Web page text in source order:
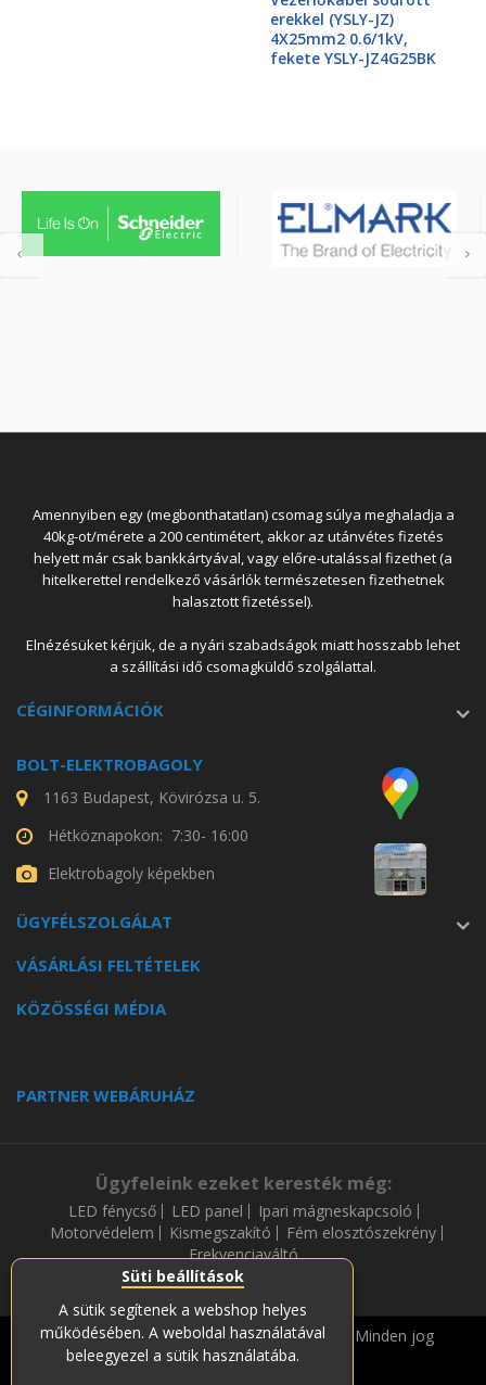
Süti beállítások
A sütik segítenek a webshop helyes
működésében. A weboldal használatával
beleegyezel a sütik használatába.
erekkel (YSLY-JZ)
4X25mm2 0.6/1kV,
fekete YSLY-JZ4G25BK
Amennyiben egy (megbonthatatlan) csomag súlya meghaladja a
40kg-ot/mérete a 200 centimétert, akkor az utánvétes fizetés
helyett már csak bankkártyával, vagy előre-utalással fizethet (a
hitelkerettel rendelkező vásárlók természetesen fizethetnek
halasztott fizetéssel).
Elnézésüket kérjük, de a nyári szabadságok miatt hosszabb lehet
a szállítási idő csomagküldő szolgálattal.
CÉGINFORMÁCIÓK
BOLT-ELEKTROBAGOLY
1163 Budapest, Kövirózsa u. 5.
Hétköznapokon: 7:30- 16:00
Elektrobagoly képekben
ÜGYFÉLSZOLGÁLAT
VÁSÁRLÁSI FELTÉTELEK
KÖZÖSSÉGI MÉDIA
PARTNER WEBÁRUHÁZ
Ügyfeleink ezeket keresték még:
LED fénycső LED panel
Ipari mágneskapcsoló
Motorvédelem
Kismegszakító
Fém elosztószekrény
Frekvenciaváltó
Copyright © 2019-2023 Soós és Társa Zrt. Minden jog